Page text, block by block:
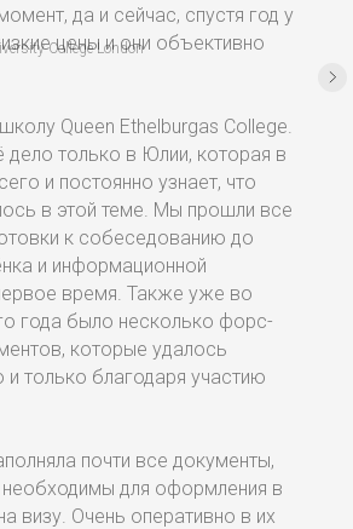
да и сейчас, спустя год у
цены и они объективно
Queen Ethelburgas College.
только в Юлии, которая в
и постоянно узнает, что
в этой теме. Мы прошли все
к собеседованию до
и информационной
время. Также уже во
года было несколько форс-
которые удалось
и только благодаря участию
почти все документы,
для оформления в
визу. Очень оперативно в их